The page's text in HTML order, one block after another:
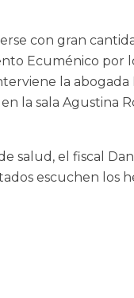
con gran
Ecuménico por
la abogada
la sala Agustina
salud, el fiscal
escuchen los